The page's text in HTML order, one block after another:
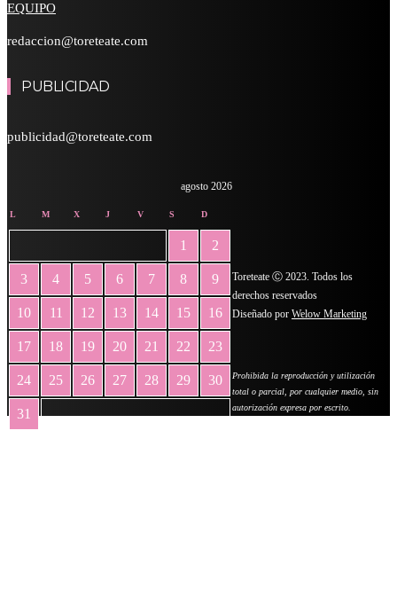
EQUIPO
redaccion@toreteate.com
PUBLICIDAD
publicidad@toreteate.com
agosto 2026
L M X J V S D
1 2
3 4 5 6 7 8 9
10 11 12 13 14 15 16
17 18 19 20 21 22 23
24 25 26 27 28 29 30
31
Toreteate Ⓒ 2023. Todos los
derechos reservados
Diseñado por Welow Marketing
Prohibida la reproducción y utilización
total o parcial, por cualquier medio, sin
autorización expresa por escrito.